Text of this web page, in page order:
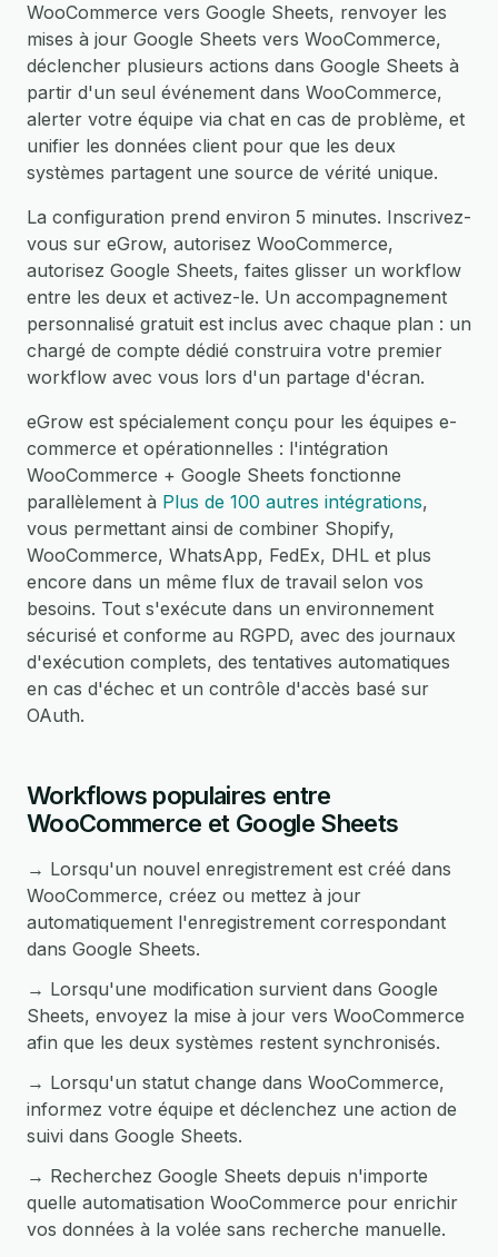
WooCommerce vers Google Sheets, renvoyer les
mises à jour Google Sheets vers WooCommerce,
déclencher plusieurs actions dans Google Sheets à
partir d'un seul événement dans WooCommerce,
alerter votre équipe via chat en cas de problème, et
unifier les données client pour que les deux
systèmes partagent une source de vérité unique.
La configuration prend environ 5 minutes. Inscrivez-
vous sur eGrow, autorisez WooCommerce,
autorisez Google Sheets, faites glisser un workflow
entre les deux et activez-le. Un accompagnement
personnalisé gratuit est inclus avec chaque plan : un
chargé de compte dédié construira votre premier
workflow avec vous lors d'un partage d'écran.
eGrow est spécialement conçu pour les équipes e-
commerce et opérationnelles : l'intégration
WooCommerce + Google Sheets fonctionne
parallèlement à Plus de 100 autres intégrations,
vous permettant ainsi de combiner Shopify,
WooCommerce, WhatsApp, FedEx, DHL et plus
encore dans un même flux de travail selon vos
besoins. Tout s'exécute dans un environnement
sécurisé et conforme au RGPD, avec des journaux
d'exécution complets, des tentatives automatiques
en cas d'échec et un contrôle d'accès basé sur
OAuth.
Workflows populaires entre
WooCommerce et Google Sheets
→ Lorsqu'un nouvel enregistrement est créé dans
WooCommerce, créez ou mettez à jour
automatiquement l'enregistrement correspondant
dans Google Sheets.
→ Lorsqu'une modification survient dans Google
Sheets, envoyez la mise à jour vers WooCommerce
afin que les deux systèmes restent synchronisés.
→ Lorsqu'un statut change dans WooCommerce,
informez votre équipe et déclenchez une action de
suivi dans Google Sheets.
→ Recherchez Google Sheets depuis n'importe
quelle automatisation WooCommerce pour enrichir
vos données à la volée sans recherche manuelle.